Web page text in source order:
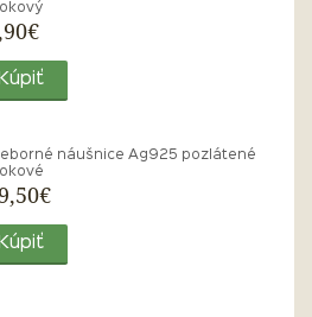
Kúpiť
náušnice Ag925 pozlátené
Kúpiť